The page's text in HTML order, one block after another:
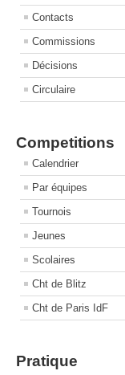
Contacts
Commissions
Décisions
Circulaire
Competitions
Calendrier
Par équipes
Tournois
Jeunes
Scolaires
Cht de Blitz
Cht de Paris IdF
Pratique